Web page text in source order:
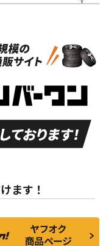
新車外し品（新古
付き
走行距離も少なく、
非常に状態の良い中
古品
んどない中古品
られるが、使用に問
題のない中古品
ます！